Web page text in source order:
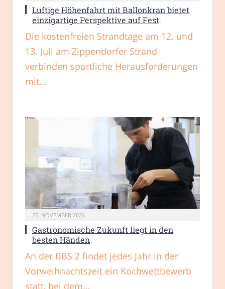
Luftige Höhenfahrt mit Ballonkran bietet
einzigartige Perspektive auf Fest
Die kostenfreien Strandtage am 12. und
13. Juli am Zippendorfer Strand
verbinden sportliche Herausforderungen
mit…
25. NOVEMBER 2024
Gastronomische Zukunft liegt in den
besten Händen
An der BBS 2 findet jedes Jahr in der
Vorweihnachtszeit ein Kochwettbewerb
statt, bei dem…